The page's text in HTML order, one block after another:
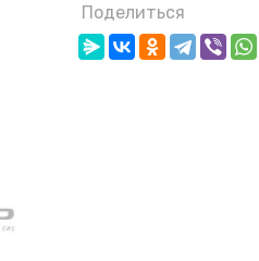
Поделиться